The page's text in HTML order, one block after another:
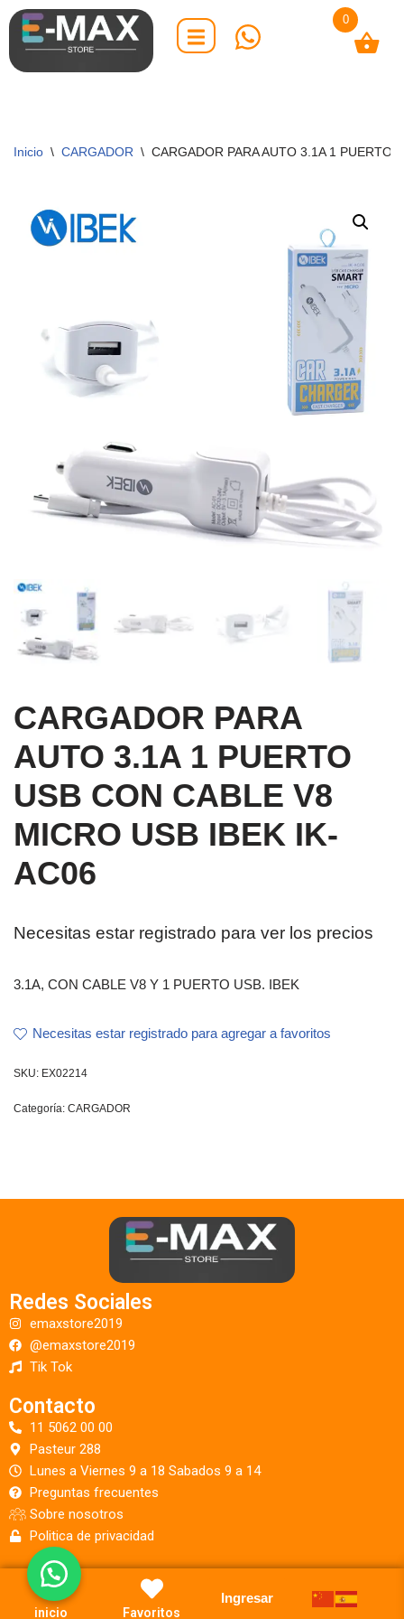
Saltar
al
Inicio \ CARGADOR \ CARGADOR PARA AUTO 3.1A 1 PUERTO
CARGADOR PARA
AUTO 3.1A 1 PUERTO
USB CON CABLE V8
MICRO USB IBEK IK-
AC06
Necesitas estar registrado para ver los precios
3.1A, CON CABLE V8 Y 1 PUERTO USB. IBEK
Necesitas estar registrado para agregar a favoritos
SKU: EX02214
Categoría: CARGADOR
Redes Sociales
emaxstore2019
@emaxstore2019
Tik Tok
Contacto
11 5062 00 00
Pasteur 288
Lunes a Viernes 9 a 18 Sabados 9 a 14
Preguntas frecuentes
Sobre nosotros
Politica de privacidad
inicio Favoritos
Ingresar
0